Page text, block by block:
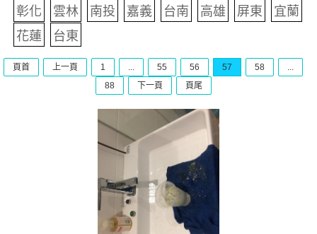
彰化
雲林 南投 嘉義 台南 高雄 屏東
宜蘭
花蓮
台東
頁首 上一頁 1 ... 55 56 57 58
...
88
下一頁 頁尾